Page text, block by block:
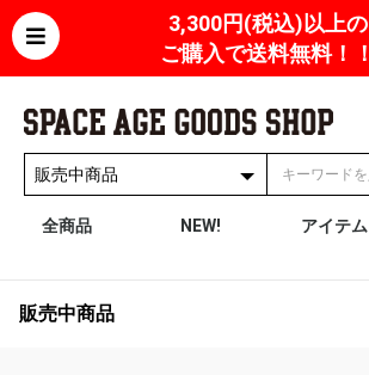
3,300円(税込)以上の
ご購入で送料無料！！
全商品 NEW! アイテム
販売中商品